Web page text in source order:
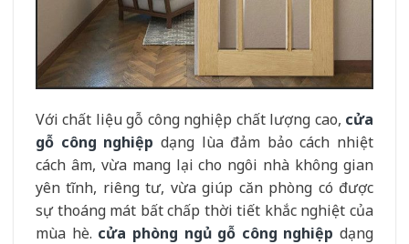
Với chất liệu gỗ công nghiệp chất lượng cao, cửa
gỗ công nghiệp dạng lùa đảm bảo cách nhiệt
cách âm, vừa mang lại cho ngôi nhà không gian
yên tĩnh, riêng tư, vừa giúp căn phòng có được
sự thoáng mát bất chấp thời tiết khắc nghiệt của
mùa hè. cửa phòng ngủ gỗ công nghiệp dạng